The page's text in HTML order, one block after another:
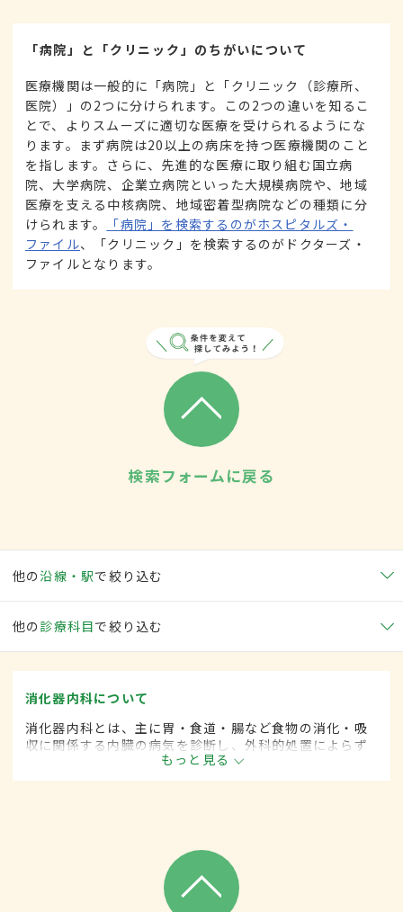
「病院」と「クリニック」のちがいについて
医療機関は一般的に「病院」と「クリニック（診療所、
医院）」の2つに分けられます。この2つの違いを知るこ
とで、よりスムーズに適切な医療を受けられるようにな
ります。まず病院は20以上の病床を持つ医療機関のこと
を指します。さらに、先進的な医療に取り組む国立病
院、大学病院、企業立病院といった大規模病院や、地域
医療を支える中核病院、地域密着型病院などの種類に分
けられます。
「病院」を検索するのがホスピタルズ・
ファイル、「クリニック」を検索するのがドクターズ・
ファイルとなります。
検索フォームに戻る
他の沿線・駅で絞り込む
他の 診療科目で絞り込む
消化器内科について
消化器内科とは、主に胃・食道・腸など食物の消化・吸
収に関係する内臓の病気を診断し、外科的処置によらず
に治療する内科の一領域です。平成20年4月の制度改正
前は、消化器科と呼ばれていました。
もっと見る